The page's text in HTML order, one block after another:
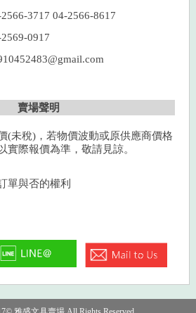
3717 04-2566-8617
0917
賣場聲明
(未稅)，若物價波動或原供應商價格
實際報價為準，敬請見諒。
單與否的權利